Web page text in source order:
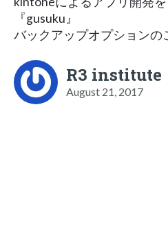
『gusuku』
バックアップオプションの
R3 institute
August 21, 2017